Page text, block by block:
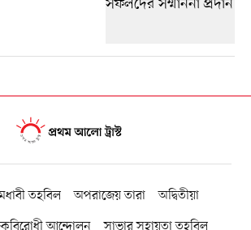
তহবিল অপরাজেয় তারা
অদ্বিতীয়া